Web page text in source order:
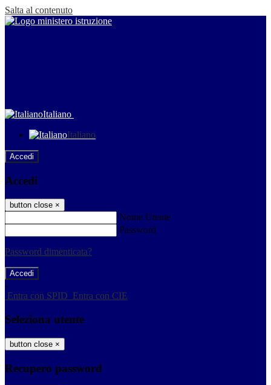
Salta al contenuto
Italiano
Italiano
Accedi
Accedi
button close ×
Nome Utente
Password
Password dimenticata?
-
Entra con SPID Entra con CIE
Seleziona utente
button close ×
Recupero password